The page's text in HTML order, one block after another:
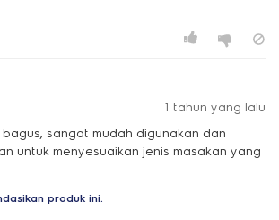
1 tahun yang lalu
sangat mudah digunakan dan
untuk menyesuaikan jenis masakan yang
produk ini.